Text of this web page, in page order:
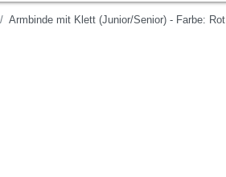
Armbinde mit Klett (Junior/Senior) - Farbe: Rot